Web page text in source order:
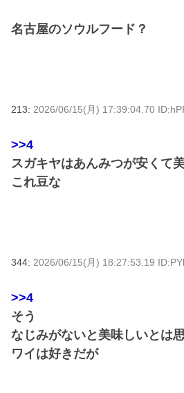
名古屋のソウルフード？
213: 2026/06/15(月) 17:39:04.70
>>4
スガキヤはあんみつが安くて
これ豆な
344: 2026/06/15(月) 18:27:53.19
>>4
そう
なじみがないと美味しいとは
ワイは好きだが